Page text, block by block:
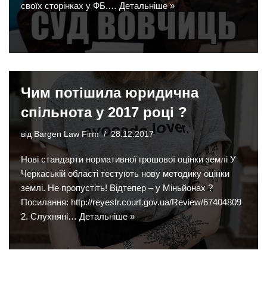
своїх сторінках у ФБ.… Детальніше »
Чим потішила юридична
спільнота у 2017 році ?
від Bargen Law Firm 28.12.2017
Нові стандарти нормативної грошової оцінки землі У
Черкаській області тестують нову методику оцінки
землі. Не пропустіть! Відтепер – у Міньйонах ?
Посилання: http://reyestr.court.gov.ua/Review/67404809
2. Слухняні… Детальніше »